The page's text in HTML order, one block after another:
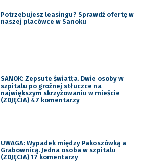
Potrzebujesz leasingu? Sprawdź ofertę w
naszej placówce w Sanoku
SANOK: Zepsute światła. Dwie osoby w
szpitalu po groźnej stłuczce na
największym skrzyżowaniu w mieście
(ZDJĘCIA) 47 komentarzy
UWAGA: Wypadek między Pakoszówką a
Grabownicą. Jedna osoba w szpitalu
(ZDJĘCIA) 17 komentarzy